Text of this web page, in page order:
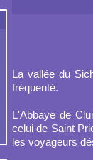
La vallée du
fréquenté.
L'Abbaye de
celui de Saint
les voyageurs